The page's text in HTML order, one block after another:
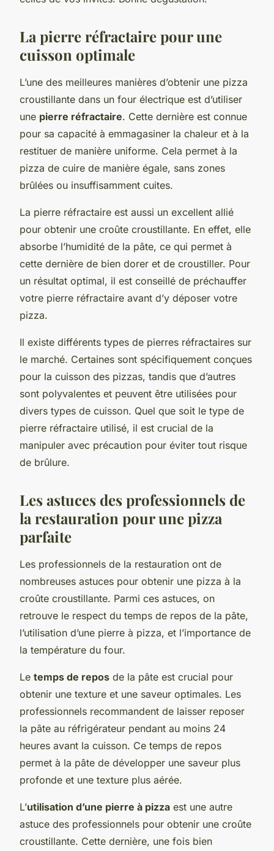
La pierre réfractaire pour une
cuisson optimale
L’une des meilleures manières d’obtenir une pizza
croustillante dans un four électrique est d’utiliser
une pierre réfractaire. Cette dernière est connue
pour sa capacité à emmagasiner la chaleur et à la
restituer de manière uniforme. Cela permet à la
pizza de cuire de manière égale, sans zones
brûlées ou insuffisamment cuites.
La pierre réfractaire est aussi un excellent allié
pour obtenir une croûte croustillante. En effet, elle
absorbe l’humidité de la pâte, ce qui permet à
cette dernière de bien dorer et de croustiller. Pour
un résultat optimal, il est conseillé de préchauffer
votre pierre réfractaire avant d’y déposer votre
pizza.
Il existe différents types de pierres réfractaires sur
le marché. Certaines sont spécifiquement conçues
pour la cuisson des pizzas, tandis que d’autres
sont polyvalentes et peuvent être utilisées pour
divers types de cuisson. Quel que soit le type de
pierre réfractaire utilisé, il est crucial de la
manipuler avec précaution pour éviter tout risque
de brûlure.
Les astuces des professionnels de
la restauration pour une pizza
parfaite
Les professionnels de la restauration ont de
nombreuses astuces pour obtenir une pizza à la
croûte croustillante. Parmi ces astuces, on
retrouve le respect du temps de repos de la pâte,
l’utilisation d’une pierre à pizza, et l’importance de
la température du four.
Le temps de repos de la pâte est crucial pour
obtenir une texture et une saveur optimales. Les
professionnels recommandent de laisser reposer
la pâte au réfrigérateur pendant au moins 24
heures avant la cuisson. Ce temps de repos
permet à la pâte de développer une saveur plus
profonde et une texture plus aérée.
L’utilisation d’une pierre à pizza est une autre
astuce des professionnels pour obtenir une croûte
croustillante. Cette dernière, une fois bien